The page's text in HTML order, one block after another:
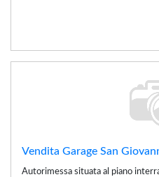
Vendita Garage San
Autorimessa situata al piano